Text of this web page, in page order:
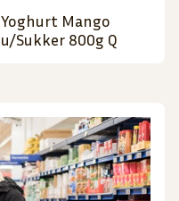
Yoghurt Mango
u/Sukker 800g Q